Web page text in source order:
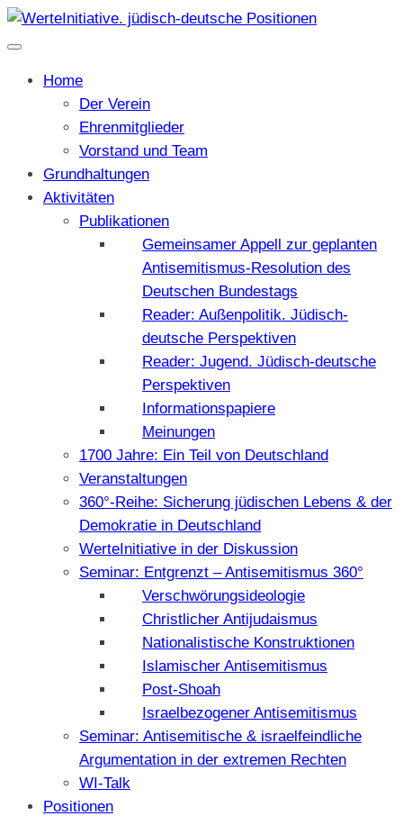
Home
Der Verein
Ehrenmitglieder
Vorstand und Team
Grundhaltungen
Aktivitäten
Publikationen
Gemeinsamer Appell zur geplanten
Antisemitismus-Resolution des
Deutschen Bundestags
Reader: Außenpolitik. Jüdisch-
deutsche Perspektiven
Reader: Jugend. Jüdisch-deutsche
Perspektiven
Informationspapiere
Meinungen
1700 Jahre: Ein Teil von Deutschland
Veranstaltungen
360°-Reihe: Sicherung jüdischen Lebens & der
Demokratie in Deutschland
WerteInitiative in der Diskussion
Seminar: Entgrenzt – Antisemitismus 360°
Verschwörungsideologie
Christlicher Antijudaismus
Nationalistische Konstruktionen
Islamischer Antisemitismus
Post-Shoah
Israelbezogener Antisemitismus
Seminar: Antisemitische & israelfeindliche
Argumentation in der extremen Rechten
WI-Talk
Positionen